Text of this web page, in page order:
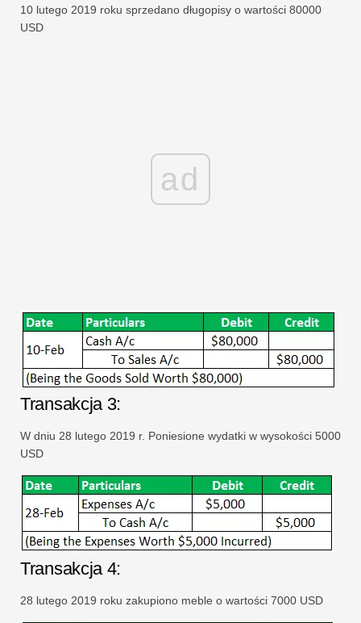
10 lutego 2019 roku sprzedano długopisy o wartości 80000
USD
ad
Transakcja 3:
W dniu 28 lutego 2019 r. Poniesione wydatki w wysokości 5000
USD
Transakcja 4:
28 lutego 2019 roku zakupiono meble o wartości 7000 USD